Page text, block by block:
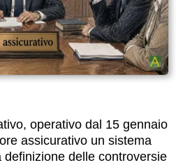
operativo dal 15 gennaio
assicurativo un sistema
delle controversie